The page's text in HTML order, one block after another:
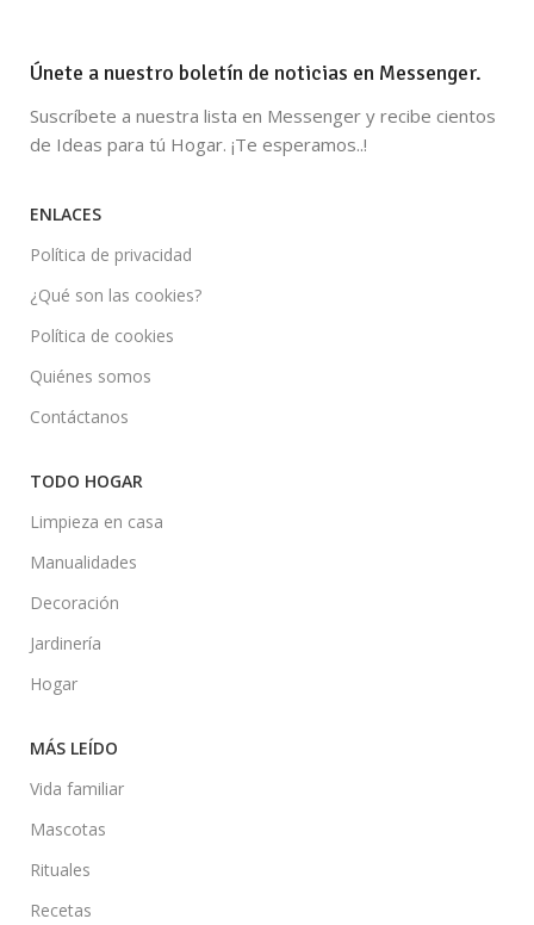
Únete a nuestro boletín de noticias en Messenger.
Suscríbete a nuestra lista en Messenger y recibe cientos
de Ideas para tú Hogar. ¡Te esperamos..!
ENLACES
Política de privacidad
¿Qué son las cookies?
Política de cookies
Quiénes somos
Contáctanos
TODO HOGAR
Limpieza en casa
Manualidades
Decoración
Jardinería
Hogar
MÁS LEÍDO
Vida familiar
Mascotas
Rituales
Recetas